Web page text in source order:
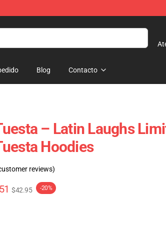
Blog Contacto
– Latin Laughs
Hoodies
reviews)
$42.95 -20%